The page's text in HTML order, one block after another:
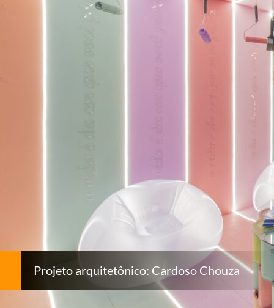
Projeto arquitetônico: Cardoso Chouza